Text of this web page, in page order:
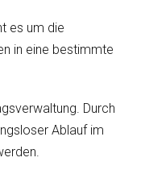
es um die
in eine bestimmte
Durch
Ablauf im